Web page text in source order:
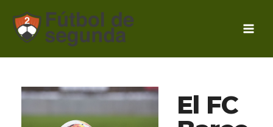
contenido
El FC